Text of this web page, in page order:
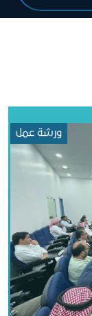
ورشة عمل